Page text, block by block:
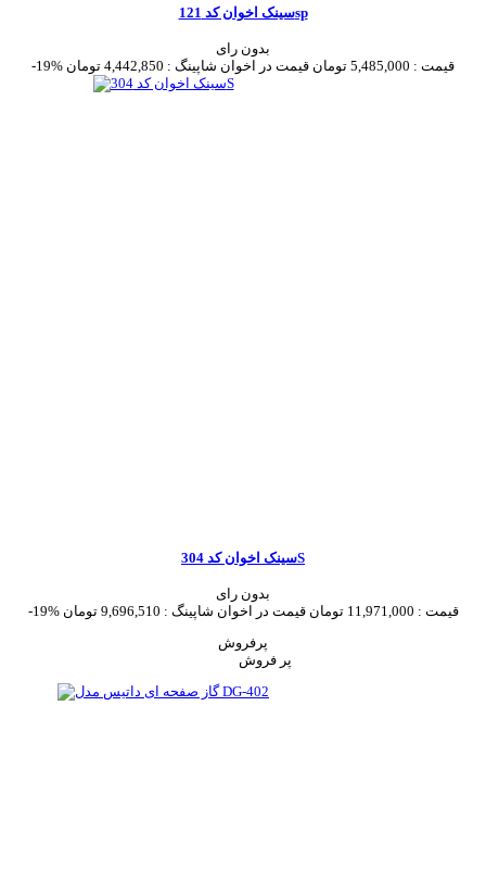
سینک اخوان کد 121sp
بدون رای
-19%
قیمت : 5,485,000 تومان قیمت در اخوان شاپینگ : 4,442,850 تومان
سینک اخوان کد 304S
بدون رای
-19%
قیمت : 11,971,000 تومان قیمت در اخوان شاپینگ : 9,696,510 تومان
پرفروش